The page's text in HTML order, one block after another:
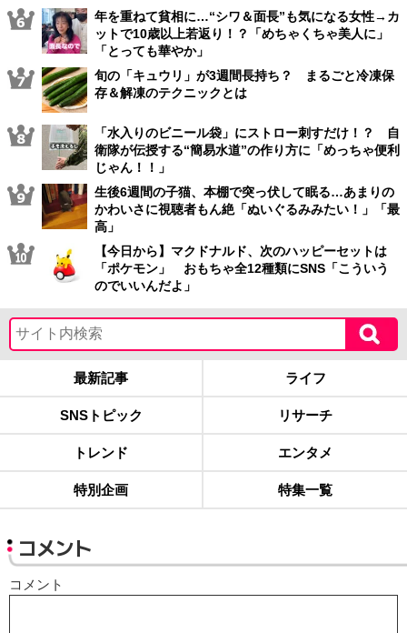
年を重ねて貧相に…“シワ＆面長”も気になる女性→カ
ットで10歳以上若返り！？「めちゃくちゃ美人に」
「とっても華やか」
旬の「キュウリ」が3週間長持ち？ まるごと冷凍保
存＆解凍のテクニックとは
「水入りのビニール袋」にストロー刺すだけ！？ 自
衛隊が伝授する“簡易水道”の作り方に「めっちゃ便利
じゃん！！」
生後6週間の子猫、本棚で突っ伏して眠る…あまりの
かわいさに視聴者もん絶「ぬいぐるみみたい！」「最
高」
【今日から】マクドナルド、次のハッピーセットは
「ポケモン」 おもちゃ全12種類にSNS「こういう
のでいいんだよ」
最新記事 ライフ
SNSトピック リサーチ
トレンド エンタメ
特別企画 特集一覧
コメント
コメント